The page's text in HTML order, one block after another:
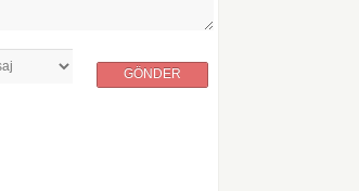
GÖNDER